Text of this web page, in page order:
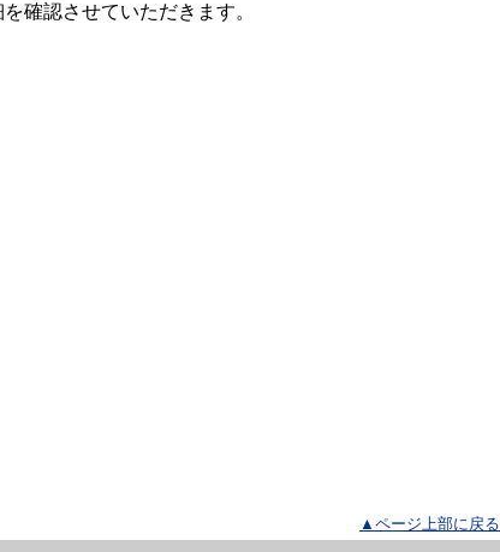
確認させていただきます。
▲ページ上部に戻る